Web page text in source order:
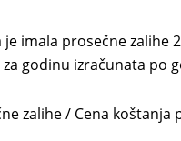
je imala prosečne
godinu izračunata po
zalihe / Cena